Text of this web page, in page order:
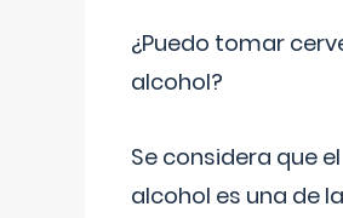
¿Puedo tomar
alcohol?
Se considera que el
alcohol es una de